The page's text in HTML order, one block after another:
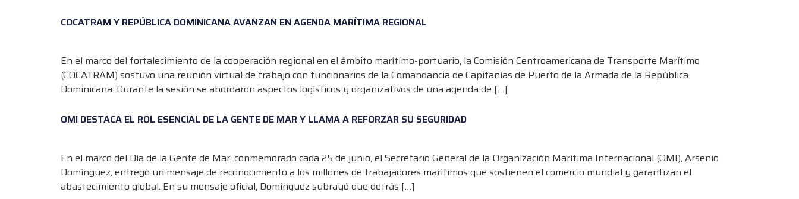
COCATRAM Y REPÚBLICA DOMINICANA AVANZAN EN AGENDA MARÍTIMA REGIONAL
En el marco del fortalecimiento de la cooperación regional en el ámbito marítimo-portuario, la Comisión Centroamericana de Transporte Marítimo
(COCATRAM) sostuvo una reunión virtual de trabajo con funcionarios de la Comandancia de Capitanías de Puerto de la Armada de la República
Dominicana. Durante la sesión se abordaron aspectos logísticos y organizativos de una agenda de […]
OMI DESTACA EL ROL ESENCIAL DE LA GENTE DE MAR Y LLAMA A REFORZAR SU SEGURIDAD
En el marco del Día de la Gente de Mar, conmemorado cada 25 de junio, el Secretario General de la Organización Marítima Internacional (OMI), Arsenio
Domínguez, entregó un mensaje de reconocimiento a los millones de trabajadores marítimos que sostienen el comercio mundial y garantizan el
abastecimiento global. En su mensaje oficial, Domínguez subrayó que detrás […]